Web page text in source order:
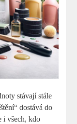
stávají stále
dostává do
i všech, kdo